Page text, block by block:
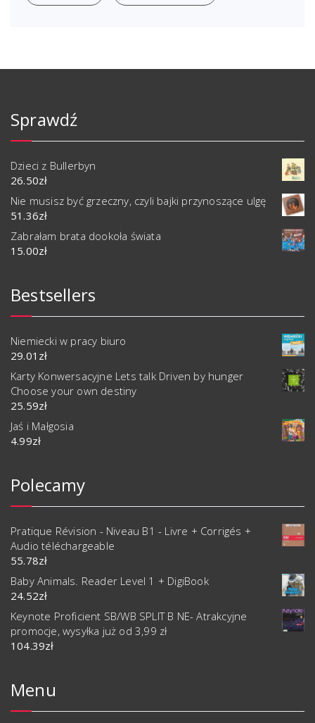
Sprawdź
Dzieci z Bullerbyn
26.50zł
Nie musisz być grzeczny, czyli bajki przynoszące ulgę
51.36zł
Zabrałam brata dookoła świata
15.00zł
Bestsellers
Niemiecki w pracy biuro
29.01 zł
Karty Konwersacyjne Lets talk Driven by hunger
Choose your own destiny
25.59zł
Jaś i Małgosia
4.99zł
Polecamy
Pratique Révision - Niveau B1 - Livre + Corrigés +
Audio téléchargeable
55.78zł
Baby Animals. Reader Level 1 + DigiBook
24.52zł
Keynote Proficient SB/WB SPLIT B NE- Atrakcyjne
promocje, wysyłka już od 3,99 zł
104.39zł
Menu